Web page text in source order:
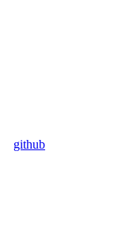
github